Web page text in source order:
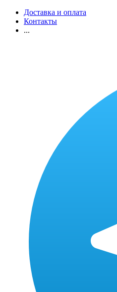
Доставка и оплата
Контакты
...